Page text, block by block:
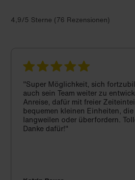
4,9/5 Sterne (76 Rezensionen)
"Super Möglichkeit, sich
auch sein Team weiter zu
Anreise, dafür mit freier
bequemen kleinen Einheiten,
langweilen oder überfordern.
Danke dafür!"